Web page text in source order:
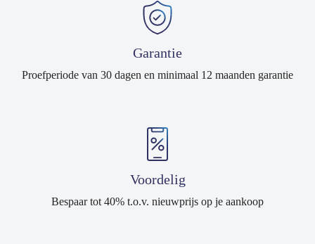
Garantie
Proefperiode van 30 dagen en minimaal 12 maanden garantie
Voordelig
Bespaar tot 40% t.o.v. nieuwprijs op je aankoop